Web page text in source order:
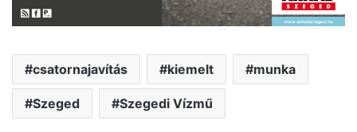
csatornajavítás kiemelt munka
Szeged Szegedi Vízmű